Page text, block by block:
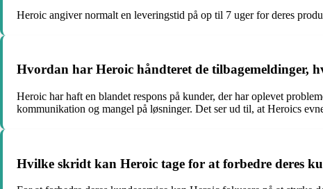
Heroic angiver normalt en leveringstid på op til 7 uger for deres
Hvordan har Heroic håndteret de tilbagemeldinger,
Heroic har haft en blandet respons på kunder, der har oplevet
kommunikation og mangel på løsninger. Det ser ud til, at Heroics
Hvilke skridt kan Heroic tage for at forbedre deres